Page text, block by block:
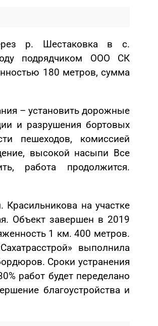
р. Шестаковка в с.
подрядчиком ООО СК
180 метров, сумма
– установить дорожные
и разрушения бортовых
пешеходов, комиссией
высокой насыпи Все
работа продолжится.
на участке
Объект завершен в 2019
1 км. 400 метров.
выполнила
Сроки устранения
работ будет переделано
благоустройства и